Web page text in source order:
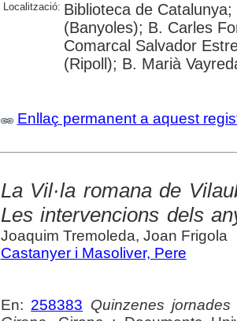
Localització: Biblioteca de
(Banyoles); B. Carles
Comarcal Salvador
(Ripoll); B. Marià
Enllaç permanent a aquest
La Vil·la romana de
Les intervencions dels
Joaquim Tremoleda, Joan Frigola
Castanyer i Masoliver, Pere
En: 258383 Quinzenes